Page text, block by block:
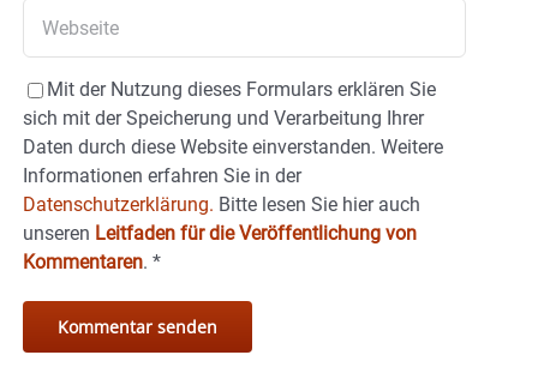
Mit der Nutzung dieses Formulars erklären Sie
sich mit der Speicherung und Verarbeitung Ihrer
Daten durch diese Website einverstanden. Weitere
Informationen erfahren Sie in der
Datenschutzerklärung. Bitte lesen Sie hier auch
unseren Leitfaden für die Veröffentlichung von
Kommentaren. *